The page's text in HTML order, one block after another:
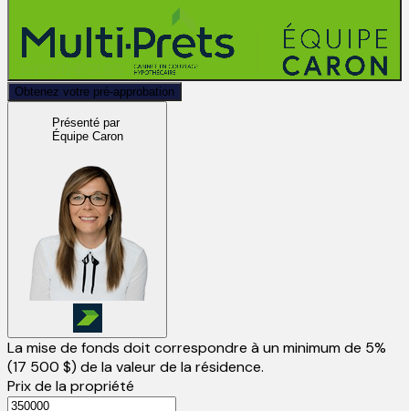
Obtenez votre pré-approbation
Présenté par
Équipe Caron
La mise de fonds doit correspondre à un minimum de 5%
(17 500 $) de la valeur de la résidence.
Prix de la propriété